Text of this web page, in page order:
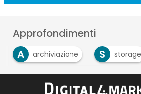
Approfondimenti
A
archiviazione S storage
V Virtualizzazione dello storage